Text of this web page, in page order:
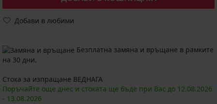
Добави в любими
Безплатна замяна и връщане в рамките
на 30 дни.
Стока за изпращане ВЕДНАГА
Поръчайте още днес и стоката ще бъде при Вас до 12.08.2026
- 13.08.2026